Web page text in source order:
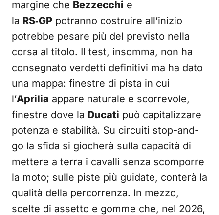
margine che Bezzecchi e
la RS‑GP potranno costruire all’inizio
potrebbe pesare più del previsto nella
corsa al titolo. Il test, insomma, non ha
consegnato verdetti definitivi ma ha dato
una mappa: finestre di pista in cui
l’Aprilia appare naturale e scorrevole,
finestre dove la Ducati può capitalizzare
potenza e stabilità. Su circuiti stop-and-
go la sfida si giocherà sulla capacità di
mettere a terra i cavalli senza scomporre
la moto; sulle piste più guidate, conterà la
qualità della percorrenza. In mezzo,
scelte di assetto e gomme che, nel 2026,